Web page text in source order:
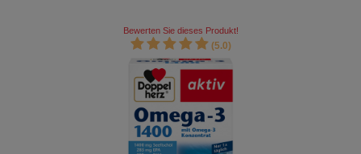
Bewerten Sie dieses Produkt!
(5.0)